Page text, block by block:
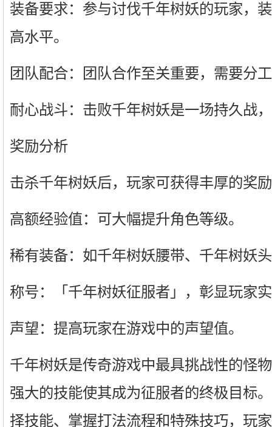
装备要求：参与讨伐千年树妖的玩家，
高水平。
团队配合：团队合作至关重要，需要分
耐心战斗：击败千年树妖是一场持久战
奖励分析
击杀千年树妖后，玩家可获得丰厚的奖
高额经验值：可大幅提升角色等级。
稀有装备：如千年树妖腰带、千年树妖
称号：「千年树妖征服者」，彰显玩家
声望：提高玩家在游戏中的声望值。
千年树妖是传奇游戏中最具挑战性的怪
强大的技能使其成为征服者的终极目标
择技能、掌握打法流程和特殊技巧，玩